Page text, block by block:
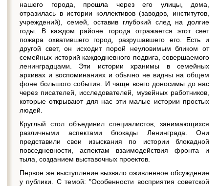
нашего города, прошла через его улицы, дома,
отразилась в истории коллективов (заводов, институтов,
учреждений), семей, оставив глубокий след на долгие
годы. В каждом районе города отражается этот свет
пожара охватившего город, разрушавшего его. Есть и
другой свет, он исходит порой неуловимым бликом от
семейных историй каждодневного подвига, совершаемого
ленинградцами. Эти истории хранимы в семейных
архивах и воспоминаниях и обычно не видны на общем
фоне большого события. И чаще всего доносимы до нас
через писателей, исследователей, музейных работников,
которые открывают для нас эти малые истории простых
людей.
Круглый стол объединил специалистов, занимающихся
различными аспектами блокады Ленинграда. Они
представили свои изыскания по истории блокадной
повседневности, аспектам взаимодействия фронта и
тыла, созданием выставочных проектов.
Первое же выступление вызвало оживленное обсуждение
у публики. С темой: "Особенности восприятия советской